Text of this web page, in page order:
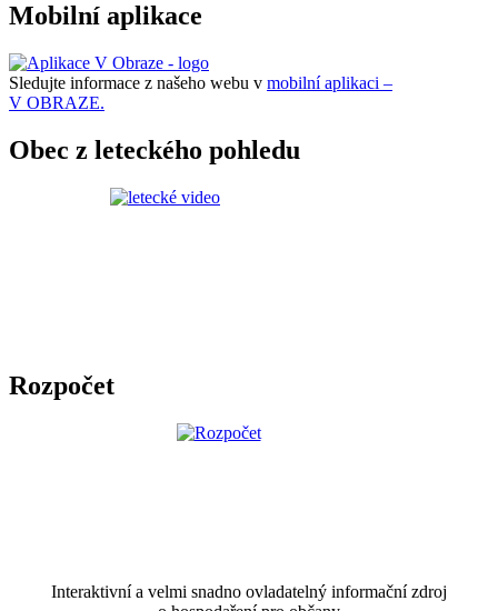
Mobilní aplikace
Sledujte informace z našeho webu v mobilní aplikaci –
V OBRAZE.
Obec z leteckého pohledu
Rozpočet
Interaktivní a velmi snadno ovladatelný informační zdroj